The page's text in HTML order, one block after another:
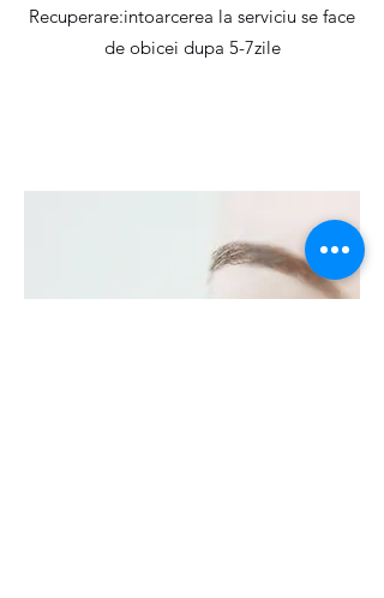
Recuperare:intoarcerea la serviciu se face
de obicei dupa 5-7zile